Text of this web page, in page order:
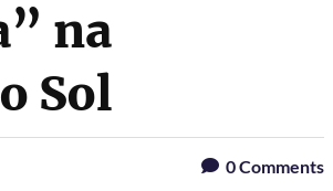
na
Sol
0Comments